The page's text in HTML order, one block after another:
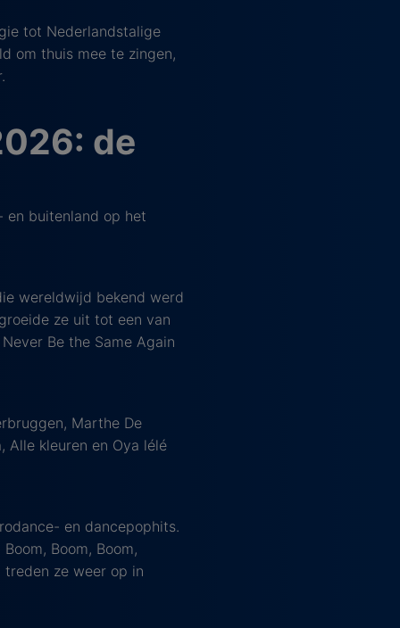
tot Nederlandstalige
om thuis mee te zingen,
de
buitenland op het
wereldwijd bekend werd
ze uit tot een van
Be the Same Again
Marthe De
Alle kleuren en Oya lélé
en dancepophits.
Boom, Boom,
treden ze weer op in